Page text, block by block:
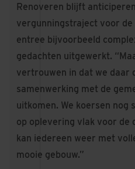
Renoveren blijft
vergunningstraject voor
entree bijvoorbeeld
gedachten uitgewerkt.
vertrouwen in dat we daar
samenwerking met de
uitkomen. We koersen nog
op oplevering vlak voor de
kan iedereen weer met
mooie gebouw.”